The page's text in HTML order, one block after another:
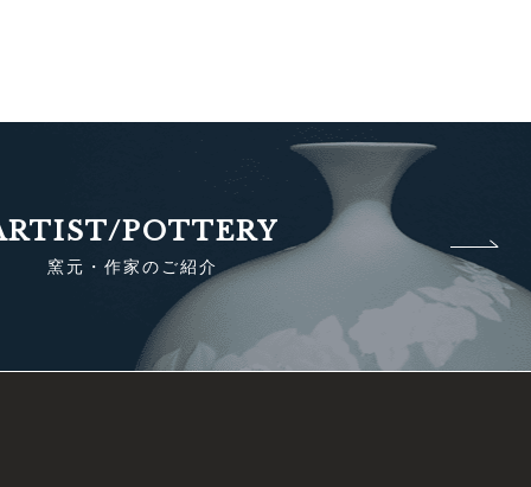
POTTERY
窯元・作家のご紹介